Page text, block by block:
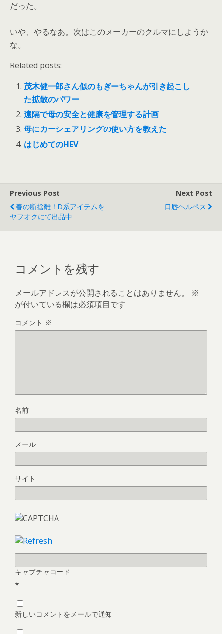
だった。
いや、やるなあ。次はこのメーカーのクルマにしようか
な。
Related posts:
茂木健一郎さん似のもぎーちゃんが引き起こし
た拡散のパワー
遠隔で母の安全と健康を管理する計画
母にカーシェアリングの使い方を教えた
はじめてのHEV
Previous Post
春の断捨離！D系アイテムを
ヤフオクにて出品中
Next Post
口唇ヘルペス
コメントを残す
メールアドレスが公開されることはありません。
※
が付いている欄は必須項目です
コメント ※
名前
メール
サイト
キャプチャコード
*
新しいコメントをメールで通知